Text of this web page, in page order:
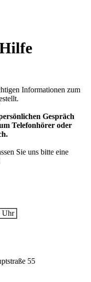
Informationen zum
Gespräch
Telefonhörer oder
Sie uns bitte eine
Uhr
55